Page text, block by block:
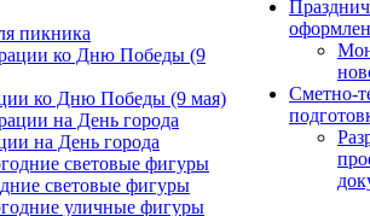
пикника
ко Дню Победы (9 мая)
на День города
световые фигуры
Сметно-